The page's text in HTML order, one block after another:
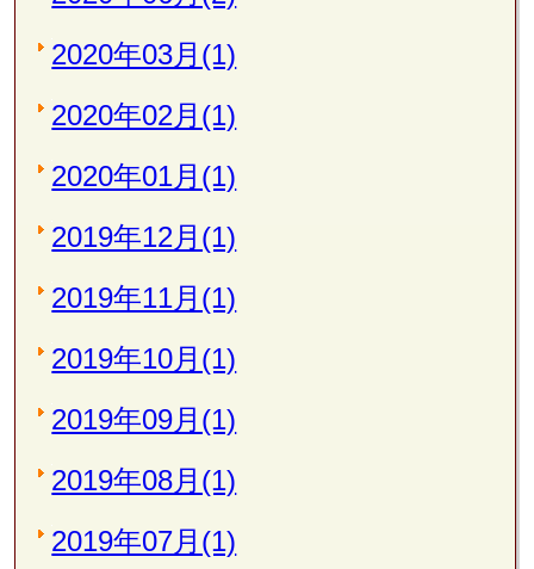
2020年03月(1)
2020年02月(1)
2020年01月(1)
2019年12月(1)
2019年11月(1)
2019年10月(1)
2019年09月(1)
2019年08月(1)
2019年07月(1)